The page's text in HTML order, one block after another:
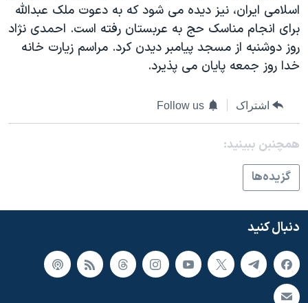
نرگس محمدی برنده جایزه نوبل صلح
همایش محافظه‌کاران آمریکا «سی‌پک»
صفحه‌های ویژه
اسلامی ايران، نيز ديده می شود که به دعوت ملک عبدالله
برای انجام مناسک حج به عربستان رفته است. احمدی نژاد
روز دوشنبه از مسجد پيامبر ديدن کرد. مراسم زيارت خانه
خدا روز جمعه پايان می پذيرد.
اشتراک Follow us
همچنبن ببینید:
گزيده‌ها
دنبال کنید